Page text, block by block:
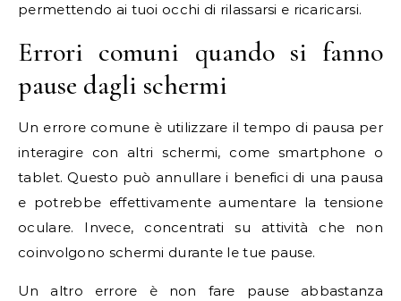
permettendo ai tuoi occhi di rilassarsi e ricaricarsi.
Errori comuni quando si fanno
pause dagli schermi
Un errore comune è utilizzare il tempo di pausa per
interagire con altri schermi, come smartphone o
tablet. Questo può annullare i benefici di una pausa
e potrebbe effettivamente aumentare la tensione
oculare. Invece, concentrati su attività che non
coinvolgono schermi durante le tue pause.
Un altro errore è non fare pause abbastanza